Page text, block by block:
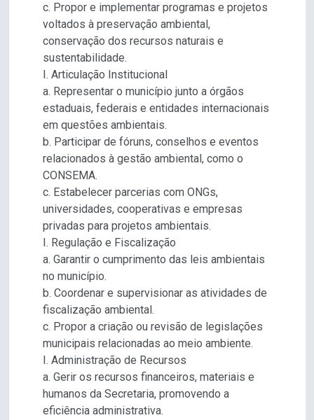
c. Propor e implementar programas e projetos
voltados à preservação ambiental,
conservação dos recursos naturais e
sustentabilidade.
I. Articulação Institucional
a. Representar o município junto a órgãos
estaduais, federais e entidades internacionais
em questões ambientais.
b. Participar de fóruns, conselhos e eventos
relacionados à gestão ambiental, como o
CONSEMA.
c. Estabelecer parcerias com ONGs,
universidades, cooperativas e empresas
privadas para projetos ambientais.
I. Regulação e Fiscalização
a. Garantir o cumprimento das leis ambientais
no município.
b. Coordenar e supervisionar as atividades de
fiscalização ambiental.
c. Propor a criação ou revisão de legislações
municipais relacionadas ao meio ambiente.
I. Administração de Recursos
a. Gerir os recursos financeiros, materiais e
humanos da Secretaria, promovendo a
eficiência administrativa.